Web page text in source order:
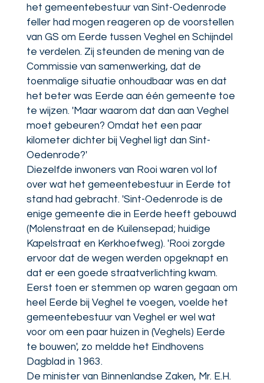
het gemeentebestuur van Sint-Oedenrode
feller had mogen reageren op de voorstellen
van GS om Eerde tussen Veghel en Schijndel
te verdelen. Zij steunden de mening van de
Commissie van samenwerking, dat de
toenmalige situatie onhoudbaar was en dat
het beter was Eerde aan één gemeente toe
te wijzen. 'Maar waarom dat dan aan Veghel
moet gebeuren? Omdat het een paar
kilometer dichter bij Veghel ligt dan Sint-
Oedenrode?'
Diezelfde inwoners van Rooi waren vol lof
over wat het gemeentebestuur in Eerde tot
stand had gebracht. 'Sint-Oedenrode is de
enige gemeente die in Eerde heeft gebouwd
(Molenstraat en de Kuilensepad; huidige
Kapelstraat en Kerkhoefweg). 'Rooi zorgde
ervoor dat de wegen werden opgeknapt en
dat er een goede straatverlichting kwam.
Eerst toen er stemmen op waren gegaan om
heel Eerde bij Veghel te voegen, voelde het
gemeentebestuur van Veghel er wel wat
voor om een paar huizen in (Veghels) Eerde
te bouwen', zo meldde het Eindhovens
Dagblad in 1963.
De minister van Binnenlandse Zaken, Mr. E.H.